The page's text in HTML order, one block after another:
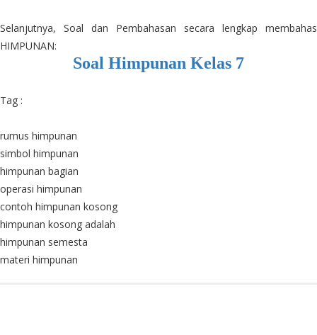
Selanjutnya, Soal dan Pembahasan secara lengkap membahas
HIMPUNAN:
Soal Himpunan Kelas 7
Tag :
rumus himpunan
simbol himpunan
himpunan bagian
operasi himpunan
contoh himpunan kosong
himpunan kosong adalah
himpunan semesta
materi himpunan